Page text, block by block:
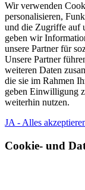
Wir verwenden
personalisieren,
und die Zugriffe auf
geben wir
unsere Partner für
Unsere Partner
weiteren Daten
die sie im Rahmen
geben Einwilligung
weiterhin nutzen.
JA - Alles
Cookie- und